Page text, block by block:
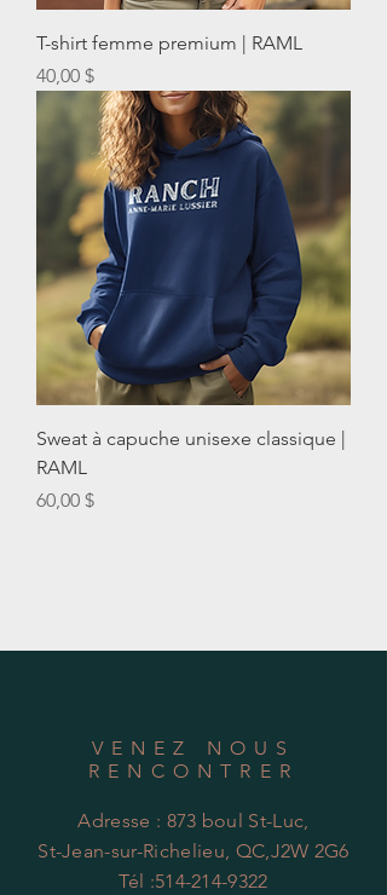
T-shirt femme premium | RAML
Prix
40,00 $
Sweat à capuche unisexe classique |
RAML
Prix
60,00 $
VENEZ NOUS
RENCONTRER
Adresse : 873 boul St-Luc,
St-Jean-sur-Richelieu, QC,J2W 2G6
Tél :514-214-9322